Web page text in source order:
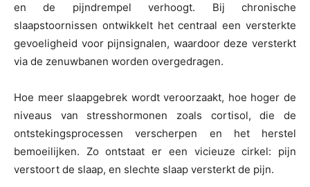
en de pijndrempel verhoogt. Bij chronische
slaapstoornissen ontwikkelt het centraal een versterkte
gevoeligheid voor pijnsignalen, waardoor deze versterkt
via de zenuwbanen worden overgedragen.
Hoe meer slaapgebrek wordt veroorzaakt, hoe hoger de
niveaus van stresshormonen zoals cortisol, die de
ontstekingsprocessen verscherpen en het herstel
bemoeilijken. Zo ontstaat er een vicieuze cirkel: pijn
verstoort de slaap, en slechte slaap versterkt de pijn.